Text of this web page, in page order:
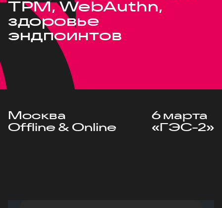
TPM, WebAuthn,
здоровье
эндпоинтов
Москва
Offline & Online
6 марта
«ГЭС-2»